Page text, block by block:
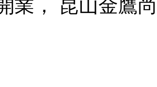
業， 昆山金